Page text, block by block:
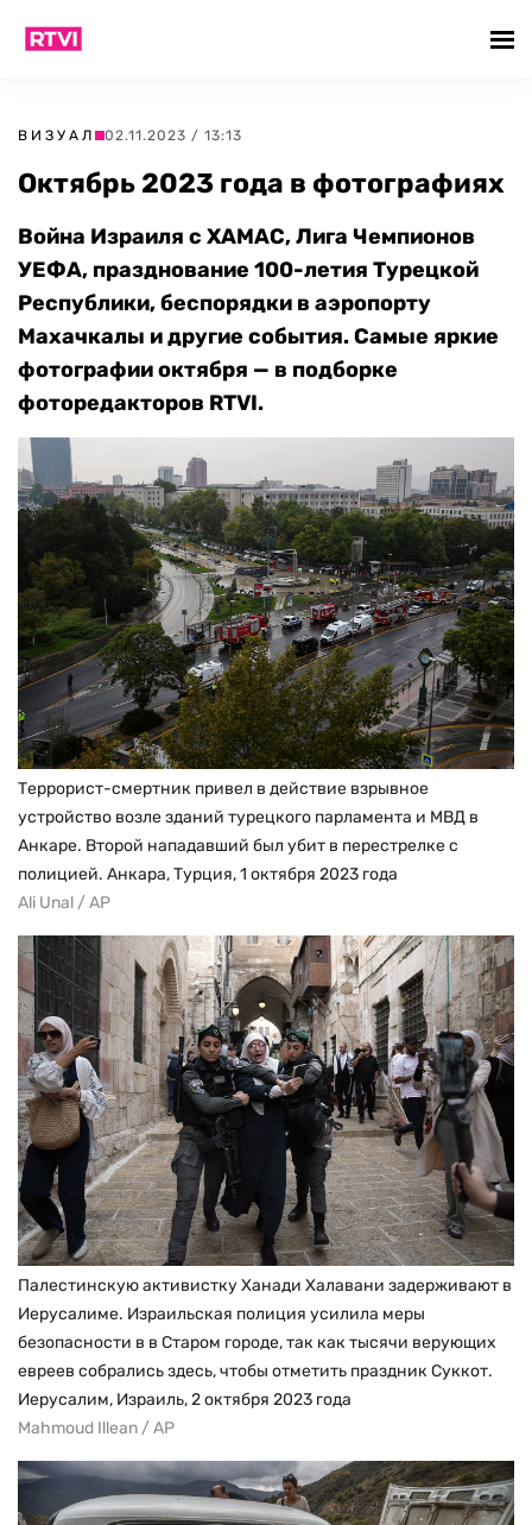
ВИЗУАЛ 02.11.2023 / 13:13
Октябрь 2023 года в фотографиях
Война Израиля с ХАМАС, Лига Чемпионов
УЕФА, празднование 100-летия Турецкой
Республики, беспорядки в аэропорту
Махачкалы и другие события. Самые яркие
фотографии октября — в подборке
фоторедакторов RTVI.
Террорист-смертник привел в действие взрывное
устройство возле зданий турецкого парламента и МВД в
Анкаре. Второй нападавший был убит в перестрелке с
полицией. Анкара, Турция, 1 октября 2023 года
Ali Unal / AP
Палестинскую активистку Ханади Халавани задерживают в
Иерусалиме. Израильская полиция усилила меры
безопасности в в Старом городе, так как тысячи верующих
евреев собрались здесь, чтобы отметить праздник Суккот.
Иерусалим, Израиль, 2 октября 2023 года
Mahmoud Illean / AP